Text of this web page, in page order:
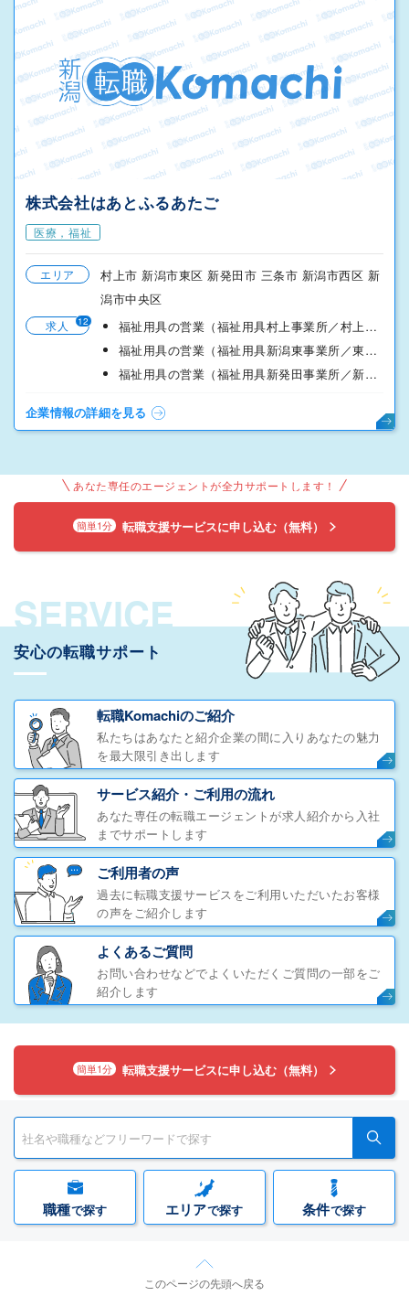
株式会社はあとふるあたご
医療，福祉
エリア
村上市 新潟市東区 新発田市 三条市 新潟市西区 新
潟市中央区
求人 12
福祉用具の営業（福祉用具村上事業所／村上市南町）正社員
福祉用具の営業（福祉用具新潟東事業所／東区海老ヶ瀬）
福祉用具の営業（福祉用具新発田事業所／新発田市新富町）
企業情報の詳細を見る
あなた専任のエージェントが全力サポートします！
簡単1分 転職支援サービスに申し込む（無料）
SERVICE
安心の転職サポート
転職Komachiのご紹介
私たちはあなたと紹介企業の間に入りあなたの魅力
を最大限引き出します
サービス紹介・ご利用の流れ
あなた専任の転職エージェントが求人紹介から入社
までサポートします
ご利用者の声
過去に転職支援サービスをご利用いただいたお客様
の声をご紹介します
よくあるご質問
お問い合わせなどでよくいただくご質問の一部をご
紹介します
簡単1分 転職支援サービスに申し込む（無料）
職種で探す エリアで探す 条件で探す
このページの先頭へ戻る